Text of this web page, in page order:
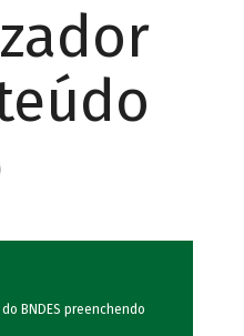
BNDES preenchendo